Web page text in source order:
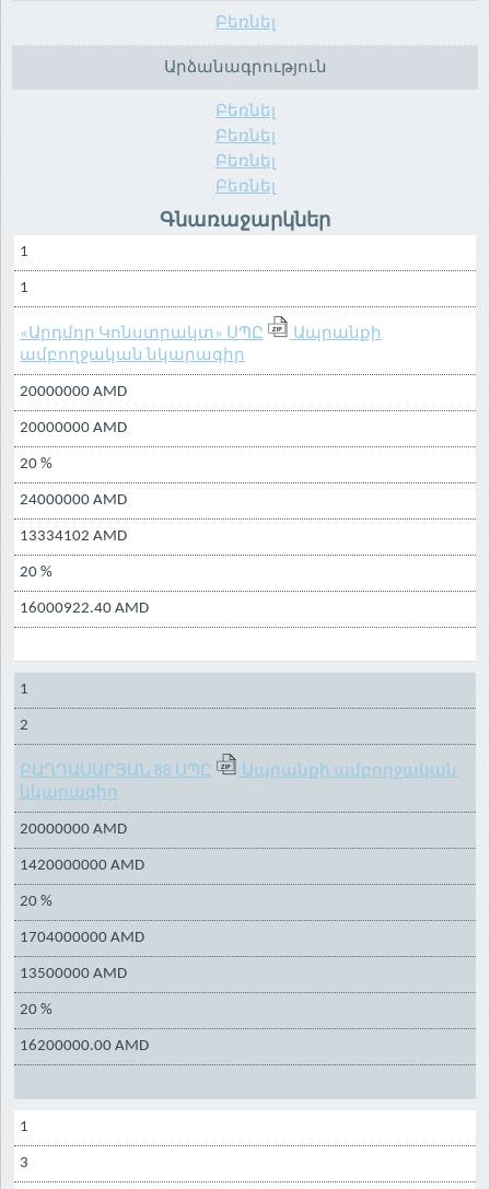
Բեռնել
Արձանագրություն
Բեռնել
Բեռնել
Բեռնել
Բեռնել
Գնառաջարկներ
1
1
«Արդմոր Կոնստրակտ» ՍՊԸ
Ապրանքի
ամբողջական նկարագիր
20000000 AMD
20000000 AMD
20 %
24000000 AMD
13334102 AMD
20 %
16000922.40 AMD
1
2
ԲԱՂԴԱՍԱՐՅԱՆ 88 ՍՊԸ
Ապրանքի ամբողջական
նկարագիր
20000000 AMD
1420000000 AMD
20 %
1704000000 AMD
13500000 AMD
20 %
16200000.00 AMD
1
3